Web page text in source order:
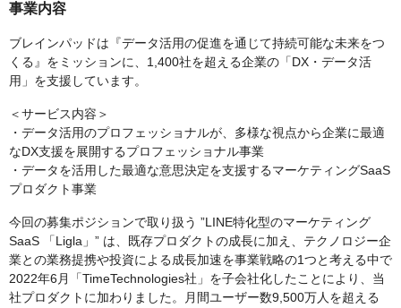
事業内容
ブレインパッドは『データ活用の促進を通じて持続可能な未来をつ
くる』をミッションに、1,400社を超える企業の「DX・データ活
用」を支援しています。
＜サービス内容＞
・データ活用のプロフェッショナルが、多様な視点から企業に最適
なDX支援を展開するプロフェッショナル事業
・データを活用した最適な意思決定を支援するマーケティングSaaS
プロダクト事業
今回の募集ポジションで取り扱う ”LINE特化型のマーケティング
SaaS 「Ligla」” は、既存プロダクトの成長に加え、テクノロジー企
業との業務提携や投資による成長加速を事業戦略の1つと考える中で
2022年6月「TimeTechnologies社」を子会社化したことにより、当
社プロダクトに加わりました。月間ユーザー数9,500万人を超える